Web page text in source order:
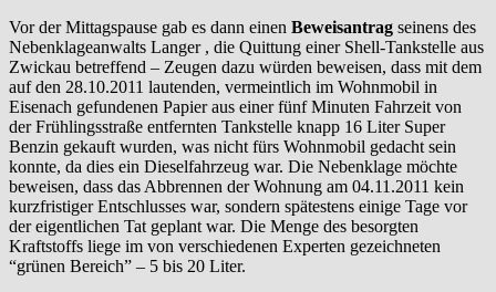
Vor der Mittagspause gab es dann einen Beweisantrag seinens des
Nebenklageanwalts Langer , die Quittung einer Shell-Tankstelle aus
Zwickau betreffend – Zeugen dazu würden beweisen, dass mit dem
auf den 28.10.2011 lautenden, vermeintlich im Wohnmobil in
Eisenach gefundenen Papier aus einer fünf Minuten Fahrzeit von
der Frühlingsstraße entfernten Tankstelle knapp 16 Liter Super
Benzin gekauft wurden, was nicht fürs Wohnmobil gedacht sein
konnte, da dies ein Dieselfahrzeug war. Die Nebenklage möchte
beweisen, dass das Abbrennen der Wohnung am 04.11.2011 kein
kurzfristiger Entschlusses war, sondern spätestens einige Tage vor
der eigentlichen Tat geplant war. Die Menge des besorgten
Kraftstoffs liege im von verschiedenen Experten gezeichneten
“grünen Bereich” – 5 bis 20 Liter.